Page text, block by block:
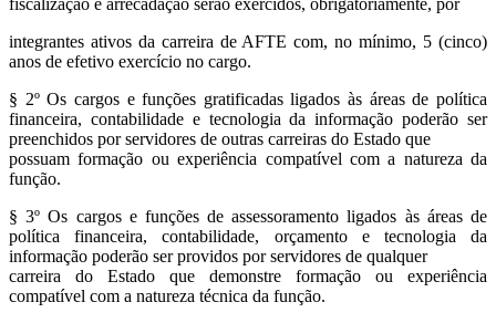
fiscalização e arrecadação serão exercidos, obrigatoriamente, por
integrantes ativos da carreira de AFTE com, no mínimo, 5 (cinco)
anos de efetivo exercício no cargo.
§ 2º Os cargos e funções gratificadas ligados às áreas de política
financeira, contabilidade e tecnologia da informação poderão ser
preenchidos por servidores de outras carreiras do Estado que
possuam formação ou experiência compatível com a natureza da
função.
§ 3º Os cargos e funções de assessoramento ligados às áreas de
política financeira, contabilidade, orçamento e tecnologia da
informação poderão ser providos por servidores de qualquer
carreira do Estado que demonstre formação ou experiência
compatível com a natureza técnica da função.